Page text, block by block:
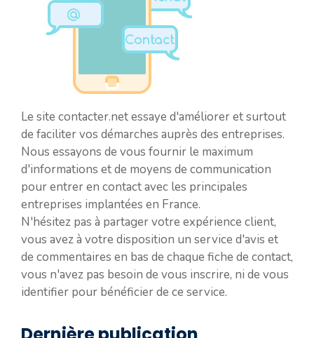
Le site contacter.net essaye d'améliorer et surtout
de faciliter vos démarches auprès des entreprises.
Nous essayons de vous fournir le maximum
d'informations et de moyens de communication
pour entrer en contact avec les principales
entreprises implantées en France.
N'hésitez pas à partager votre expérience client,
vous avez à votre disposition un service d'avis et
de commentaires en bas de chaque fiche de contact,
vous n'avez pas besoin de vous inscrire, ni de vous
identifier pour bénéficier de ce service.